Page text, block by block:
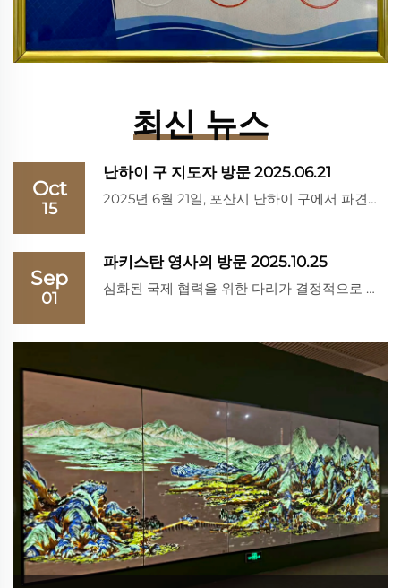
최신 뉴스
Oct
15
난하이 구 지도자 방문 2025.06.21
2025년 6월 21일, 포산시 난하이 구에서 파견한 중요한 고위급 대표단이 펑후이 산업 유한회사를 종합적인 업무 방문하였다. 이번 중요한 행사는 발전을 위한 새로운 방향성을 모색하고 탐색하기 위해 마련되었으며...
Sep
01
파키스탄 영사의 방문 2025.10.25
심화된 국제 협력을 위한 다리가 결정적으로 구축되었으며, 상호 경제 성장의 미래는 그 어느 때보다 더 밝아 보입니다. 펑후이 스톤 인더스트리는 존경받는 손님들과 공식 대표단에게 가장 따뜻한 환영을 전했습니다.